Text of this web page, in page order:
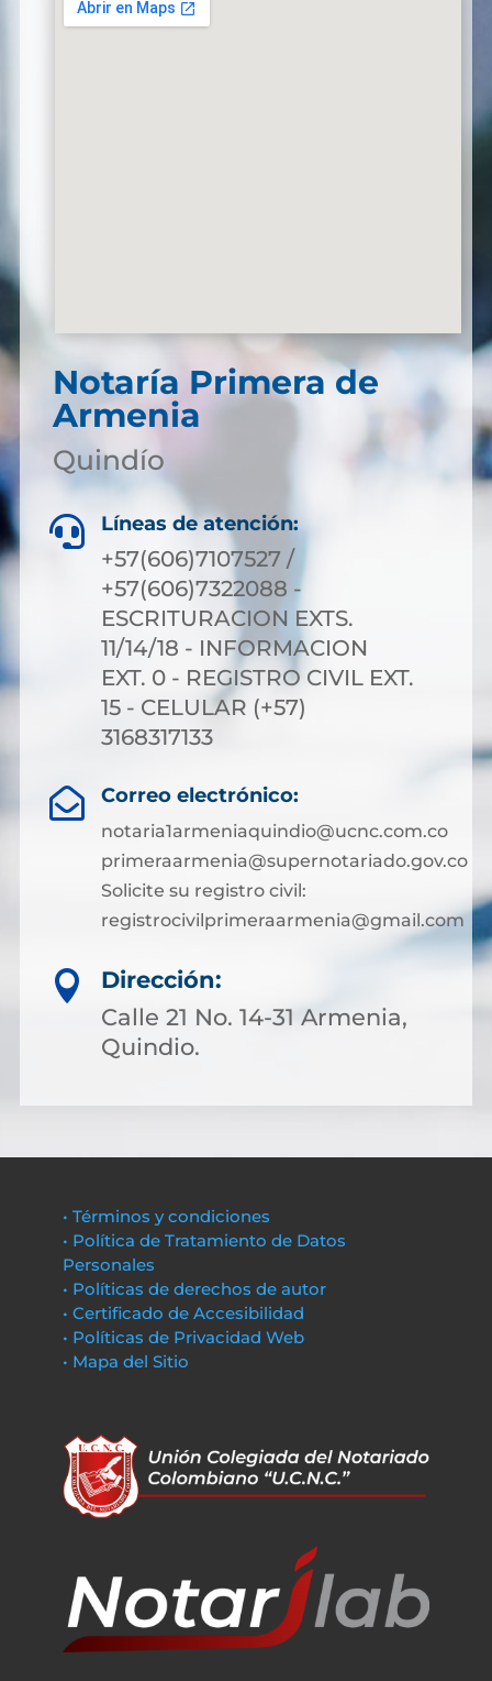
Notaría Primera de
Armenia
Quindío
 Líneas de atención:
+57(606)7107527 /
+57(606)7322088 -
ESCRITURACION EXTS.
11/14/18 - INFORMACION
EXT. 0 - REGISTRO CIVIL EXT.
15 - CELULAR (+57)
3168317133
 Correo electrónico:
notaria1armeniaquindio@ucnc.com.co
primeraarmenia@supernotariado.gov.co
Solicite su registro civil:
registrocivilprimeraarmenia@gmail.com

Dirección:
Calle 21 No. 14-31 Armenia,
Quindio.
• Términos y condiciones
• Política de Tratamiento de Datos
Personales
• Políticas de derechos de autor
• Certificado de Accesibilidad
• Políticas de Privacidad Web
• Mapa del Sitio